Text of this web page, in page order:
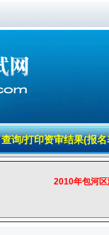
查询/打印资审结果(报名
2010年包河